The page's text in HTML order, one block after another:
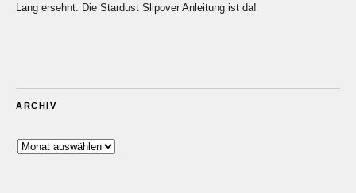
Lang ersehnt: Die Stardust Slipover Anleitung ist da!
ARCHIV
Archiv